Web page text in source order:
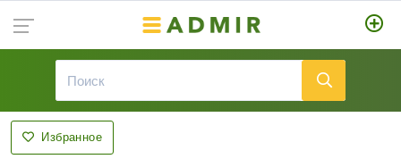
Избранное